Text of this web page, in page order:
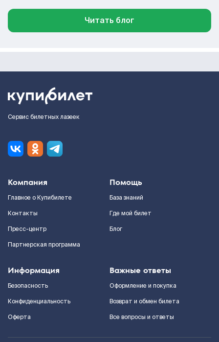
Читать блог
Сервис билетных лазеек
Компания
Главное о Купибилете
Контакты
Пресс-центр
Партнерская программа
Помощь
База знаний
Где мой билет
Блог
Информация
Безопасность
Конфиденциальность
Оферта
Важные ответы
Оформление и покупка
Возврат и обмен билета
Все вопросы и ответы